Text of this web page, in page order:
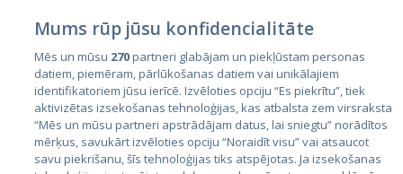
Valstis
Igaunija
Latvija
Mums rūp jūsu konfidencialitāte
Mēs un mūsu 270partneri glabājam un piekļūstam personas
datiem, piemēram, pārlūkošanas datiem vai unikālajiem
identifikatoriem jūsu ierīcē. Izvēloties opciju “Es piekrītu”, tiek
aktivizētas izsekošanas tehnoloģijas, kas atbalsta zem virsraksta
“Mēs un mūsu partneri apstrādājam datus, lai sniegtu” norādītos
mērķus, savukārt izvēloties opciju “Noraidīt visu” vai atsaucot
savu piekrišanu, šīs tehnoloģijas tiks atspējotas. Ja izsekošanas